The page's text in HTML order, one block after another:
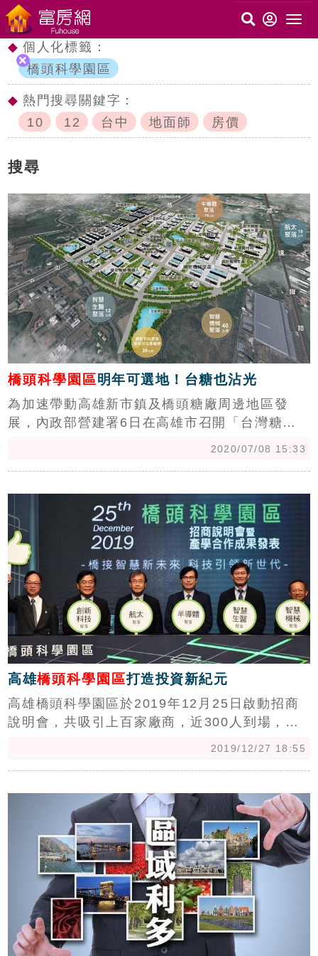
◆ 個人化標籤：
橋頭科學園區
◆ 熱門搜尋關鍵字：
10
12 台中 地面師 房價
搜尋
橋頭科學園區明年可選地！台糖也沾光
為加速帶動高雄新市鎮及橋頭糖廠周邊地區發
展，內政部營建署6日在高雄市召開「台灣糖業
2021年底提供廠商勘選用地規劃設廠，目前也針
對橋頭糖廠及周邊土地進行下一階段開發評估作
業。
2020/07/08 15:33
高雄橋頭科學園區打造投資新紀元
高雄橋頭科學園區於2019年12月25日啟動招商
說明會，共吸引上百家廠商，近300人到場，日
簽署投資意向書，帶動橋頭科學園區第一批投資
潮，未來預估將帶來1,800億元年產值，並創造1
萬1,000個優質就業機會。
2019/12/27 18:55